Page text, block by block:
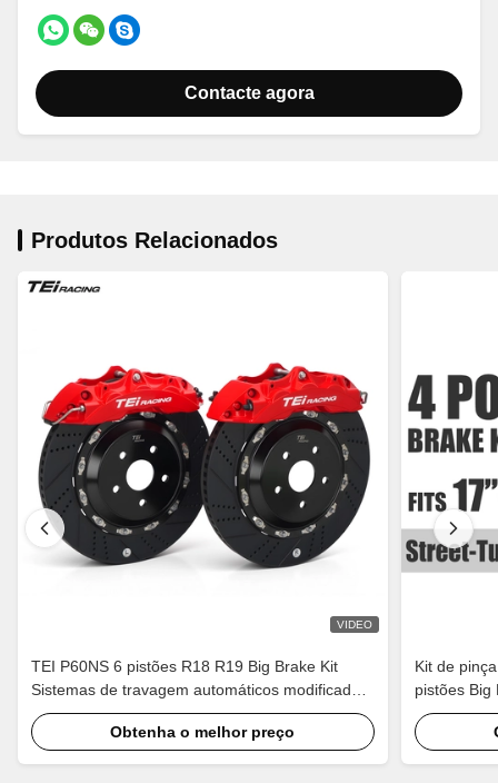
Contacte agora
Produtos Relacionados
VIDEO
TEI P60NS 6 pistões R18 R19 Big Brake Kit
Sistemas de travagem automáticos modificados
Peças de calibre para Lexus IS250 IS300 XE20
XE30 2005-2022Obtenha o melhor preço
Kit de
pistões Big
2018,
CV1/2/3/4/